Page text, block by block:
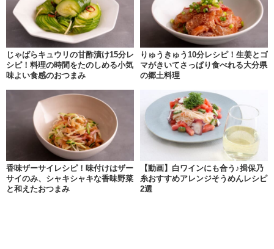
じゃばらキュウリの甘酢漬け15分レ
シピ！料理の時間をたのしめる小気
味よい食感のおつまみ
りゅうきゅう10分レシピ！生姜とゴ
マがきいてさっぱり食べれる大分県
の郷土料理
香味ザーサイレシピ！味付けはザー
サイのみ、シャキシャキな香味野菜
と和えたおつまみ
【動画】白ワインにも合う♪揖保乃
糸おすすめアレンジそうめんレシピ
2選